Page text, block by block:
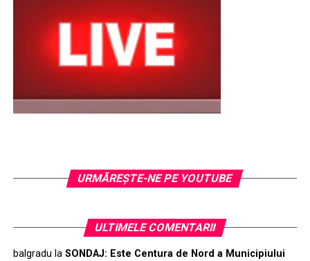
URMĂREŞTE-NE PE YOUTUBE
ULTIMELE COMENTARII
balgradu la SONDAJ: Este Centura de Nord a Municipiului